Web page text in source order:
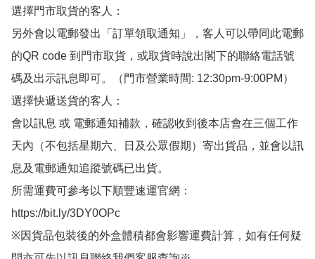
選擇門市取貨的客人：
另外會以電郵發出「訂單領取通知」，客人可以帶同此電郵
的QR code 到門市取貨，或取貨時說出閣下的聯絡電話號
碼及出示訊息即可。（門市營業時間: 12:30pm-9:00PM）
選擇快遞送貨的客人：
會以訊息 或 電郵通知補款，確認收到後本店會在三個工作
天內（不包括星期六、日及公眾假期）寄出貨品，並會以訊
息及電郵通知追蹤號碼已出貨。
所需運費可參考以下順豐速運官網：
https://bit.ly/3DY0OPc
※因貨品包裝後的外盒體積都會影響運費計算，如有任何疑